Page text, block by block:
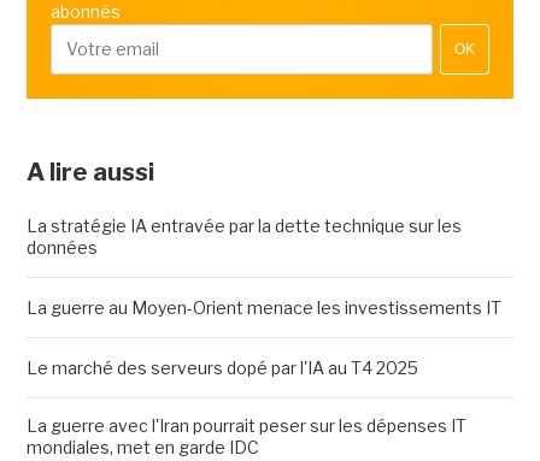
abonnés
OK
A lire aussi
La stratégie IA entravée par la dette technique sur les
données
La guerre au Moyen-Orient menace les investissements IT
Le marché des serveurs dopé par l'IA au T4 2025
La guerre avec l'Iran pourrait peser sur les dépenses IT
mondiales, met en garde IDC